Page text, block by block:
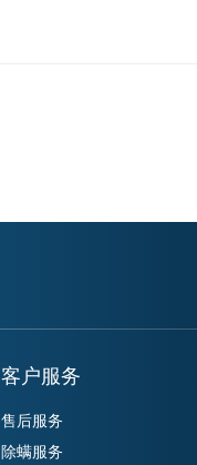
客户服务
售后服务
除螨服务